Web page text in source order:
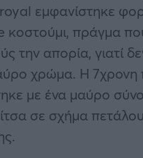
εμφανίστηκε
κοστούμι, πράγμα
την απορία, γιατί
χρώμα. Η 7χρονη
με ένα μαύρο
σε σχήμα